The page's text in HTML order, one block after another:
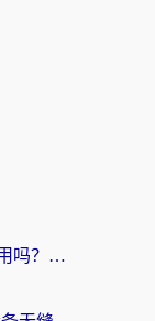
海外党必看：Quickback和引力好用吗？3分钟搞懂回国加速器怎么选